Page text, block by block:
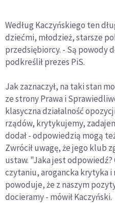
Według Kaczyńskiego ten
dziećmi, młodzież, starsze
przedsiębiorcy. - Są powody
podkreślił prezes PiS.
Jak zaznaczył, na taki stan
ze strony Prawa i
klasyczna działalność
rządów, krytykujemy,
dodał - odpowiedzią mogą
Zwrócił uwagę, że jego klub
ustaw. "Jaka jest
czytaniu, arogancka krytyka
powoduje, że z naszym
docieramy - mówił Kaczyński.